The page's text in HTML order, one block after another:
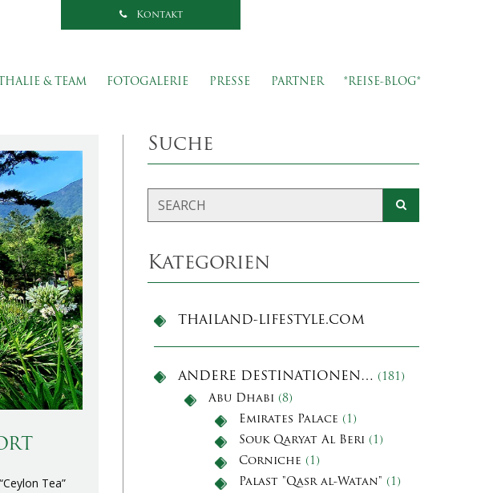
Kontakt
& TEAM FOTOGALERIE PRESSE PARTNER *REISE-BLOG*
Tea”
Suche
Kategorien
THAILAND-LIFESTYLE.COM
ANDERE DESTINATIONEN… (181)
Abu Dhabi (8)
Emirates Palace (1)
Souk Qaryat Al Beri (1)
Corniche (1)
Palast "Qasr al-Watan" (1)